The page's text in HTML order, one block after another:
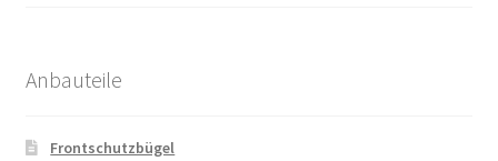
Anbauteile
Frontschutzbügel